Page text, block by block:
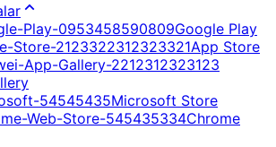
Google Play
App Store
Microsoft Store
Chrome